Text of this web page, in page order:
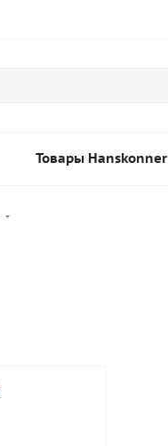
Товары Hanskonner